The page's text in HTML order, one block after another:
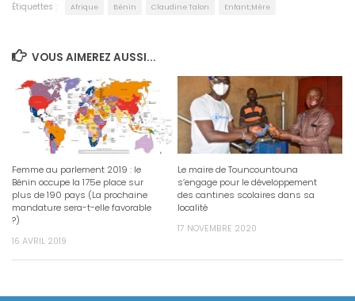
Étiquettes : Afrique Bénin Claudine Talon Enfant;Mère
VOUS AIMEREZ AUSSI...
Femme au parlement 2019 : le
Bénin occupe la 175e place sur
plus de 190 pays (La prochaine
mandature sera-t-elle favorable
?)
16 AVRIL 2019
Le maire de Touncountouna
s’engage pour le développement
des cantines scolaires dans sa
localité
17 NOVEMBRE 2020